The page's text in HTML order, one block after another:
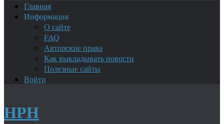
Главная
Информация
О сайте
FAQ
Авторские права
Как выкладывать новости
Полезные сайты
Войти
НРН